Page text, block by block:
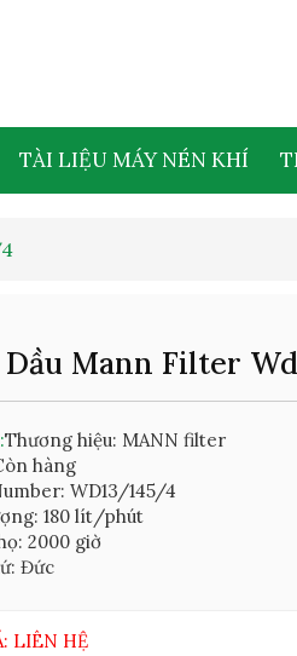
TÀI LIỆU MÁY NÉN KHÍ
Dầu Mann Filter
Thương hiệu: MANN filter
hàng
WD13/145/4
180 lít/phút
2000 giờ
Đức
LIÊN HỆ